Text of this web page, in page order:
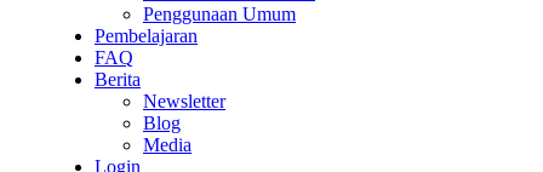
Penggunaan Umum
Pembelajaran
FAQ
Berita
Newsletter
Blog
Media
Login